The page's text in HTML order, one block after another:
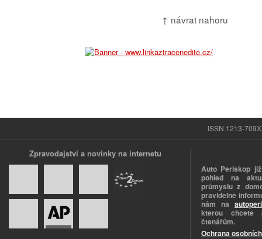
↑ návrat nahoru
ISSN 1213-
Zpravodajství a novinky na internetu
Auto Periskop
pohled na
průmyslu z
pravidelně
nám na
kterou chcete
čtenářům.
Ochrana